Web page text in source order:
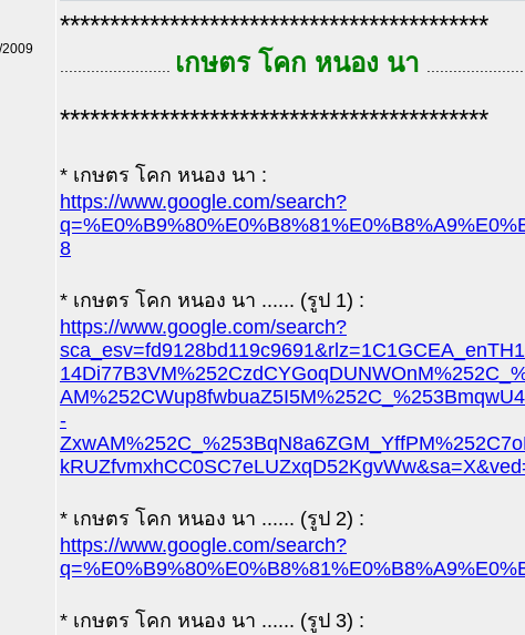
2009
*******************************************
เกษตร โคก หนอง นา
*******************************************
* เกษตร โคก หนอง นา :
https://www.google.com/search?
8
* เกษตร โคก หนอง นา ...... (รูป 1) :
https://www.google.com/search?
-
* เกษตร โคก หนอง นา ...... (รูป 2) :
https://www.google.com/search?
* เกษตร โคก หนอง นา ...... (รูป 3) :